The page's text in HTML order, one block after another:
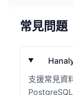
常見問題
支援常見資